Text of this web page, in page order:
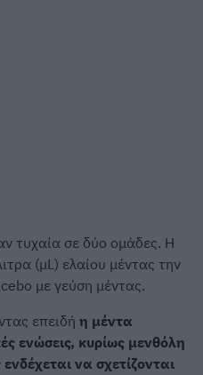
τυχαία σε δύο ομάδες. Η
(μL) ελαίου μέντας την
με γεύση μέντας.
επειδή η μέντα
ενώσεις, κυρίως μενθόλη
να σχετίζονται